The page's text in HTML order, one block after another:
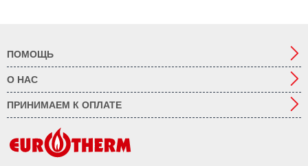
ПОМОЩЬ
О НАС
ПРИНИМАЕМ К ОПЛАТЕ